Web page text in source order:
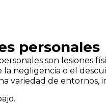
personales
son lesiones
negligencia o el
variedad de entornos,